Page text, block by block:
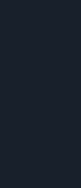
« PÈRE DE L’ÂGE
L’AUTORITÉ
NEWTON A POSÉ
A ÉCRIT « LE
DE DÉMOCRATIE
ÉCOSSAIS EST
A FACILITÉ LA